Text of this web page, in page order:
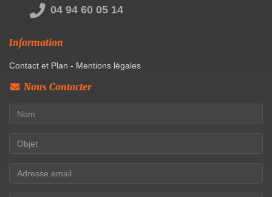
04 94 60 05 14
Information
Contact et Plan - Mentions légales
Nous Contacter